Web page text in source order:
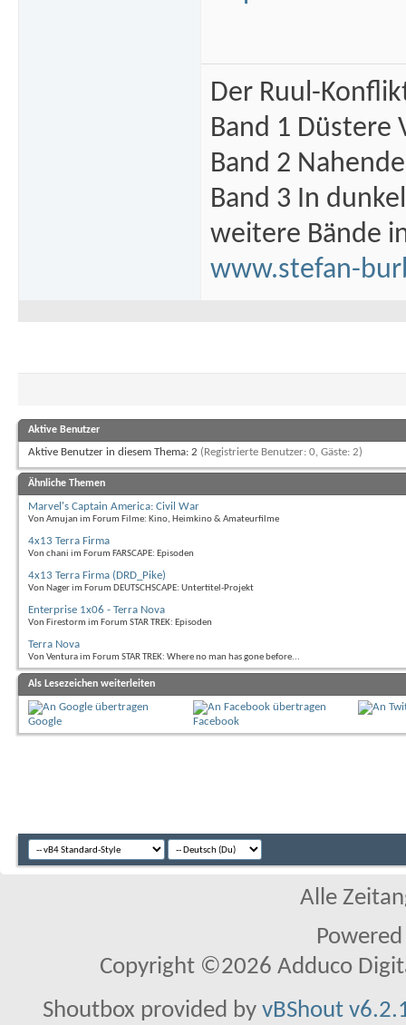
Der Ruul-
Band 1 Düstere
Band 2
Band 3 In
weitere Bände
www.stefan-
Aktive Benutzer
Aktive Benutzer in diesem Thema: 2 (Registrierte Benutzer: 0, Gäste: 2)
Ähnliche Themen
Marvel's Captain America: Civil War
Von Amujan im Forum Filme: Kino, Heimkino & Amateurfilme
4x13 Terra Firma
Von chani im Forum FARSCAPE: Episoden
4x13 Terra Firma (DRD_Pike)
Von Nager im Forum DEUTSCHSCAPE: Untertitel-Projekt
Enterprise 1x06 - Terra Nova
Von Firestorm im Forum STAR TREK: Episoden
Terra Nova
Von Ventura im Forum STAR TREK: Where no man has gone before...
Als Lesezeichen weiterleiten
Google Facebook
Alle
Copyright ©2026 Adduco
Shoutbox provided by vBShout